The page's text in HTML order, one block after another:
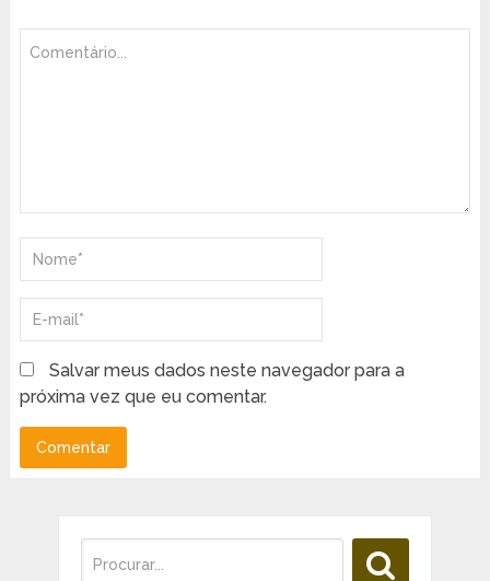
Salvar meus dados neste navegador para a
próxima vez que eu comentar.